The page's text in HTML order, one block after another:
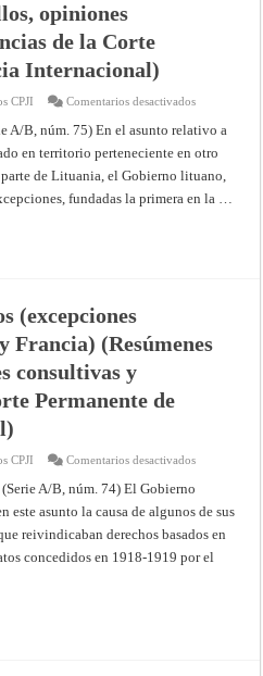
opiniones
de la Corte
Internacional)
CPJI Comentarios desactivadosen
Panevezys-
Saldutiskis
(excepciones
(Estonia/
(Resúmenes
de
de
A/B, núm. 75) En el asunto relativo a
en territorio perteneciente en otro
de Lituania, el Gobierno lituano,
fundadas la primera en la …
(excepciones
(Resúmenes
consultivas y
Permanente de
CPJI Comentarios desactivadosen
(excepciones
(Italia
Francia)
A/B, núm. 74) El Gobierno
este asunto la causa de algunos de sus
reivindicaban derechos basados en
concedidos en 1918-1919 por el